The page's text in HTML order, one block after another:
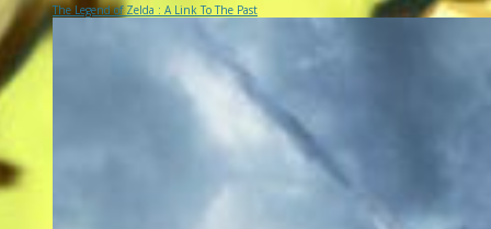
The Legend of Zelda : A Link To The Past